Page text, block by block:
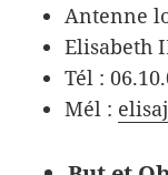
Antenne
Elisabeth
Tél :
Mél :